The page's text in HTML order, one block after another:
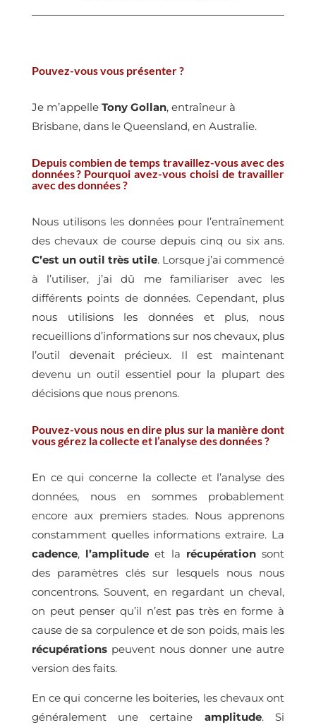
Pouvez-vous vous présenter ?
Je m’appelle Tony Gollan, entraîneur à
Brisbane, dans le Queensland, en Australie.
Depuis combien de temps travaillez-vous avec des
données ? Pourquoi avez-vous choisi de travailler
avec des données ?
Nous utilisons les données pour l’entraînement
des chevaux de course depuis cinq ou six ans.
C’est un outil très utile. Lorsque j’ai commencé
à l’utiliser, j’ai dû me familiariser avec les
différents points de données. Cependant, plus
nous utilisions les données et plus, nous
recueillions d’informations sur nos chevaux, plus
l’outil devenait précieux. Il est maintenant
devenu un outil essentiel pour la plupart des
décisions que nous prenons.
Pouvez-vous nous en dire plus sur la manière dont
vous gérez la collecte et l’analyse des données ?
En ce qui concerne la collecte et l’analyse des
données, nous en sommes probablement
encore aux premiers stades. Nous apprenons
constamment quelles informations extraire. La
cadence, l’amplitude et la récupérationsont
des paramètres clés sur lesquels nous nous
concentrons. Souvent, en regardant un cheval,
on peut penser qu’il n’est pas très en forme à
cause de sa corpulence et de son poids, mais les
récupérationspeuvent nous donner une autre
version des faits.
En ce qui concerne les boiteries, les chevaux ont
généralement une certaine amplitude. Si